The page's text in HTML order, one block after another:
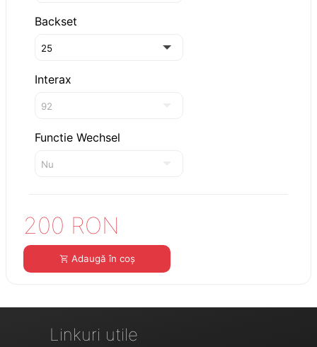
Backset
Interax
Functie Wechsel
200 RON
Adaugă în coș
Linkuri utile